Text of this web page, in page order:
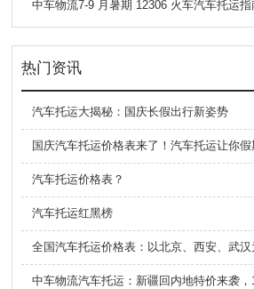
热门资讯
汽车托运大揭秘：国庆长假出行新姿势
国庆汽车托运价格表来了！汽车托运让你假
汽车托运价格表？
汽车托运红黑榜
全国汽车托运价格表：以北京、西安、武汉
中车物流汽车托运：新疆回内地特价来袭，